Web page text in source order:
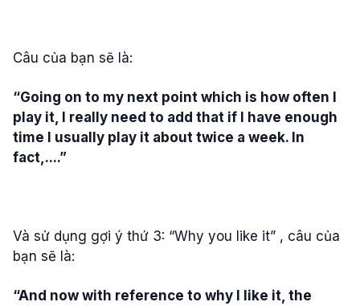
Câu của bạn sẽ là:
“Going on to my next point which is how often I
play it, I really need to add that if I have enough
time I usually play it about twice a week. In
fact,....”
Và sử dụng gợi ý thứ 3: “Why you like it” , câu của
bạn sẽ là:
“And now with reference to why I like it, the